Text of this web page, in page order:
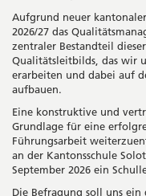
Aufgrund neuer
2026/27 das
zentraler Bestandteil
Qualitätsleitbilds, das wir
erarbeiten und dabei auf
aufbauen.
Eine konstruktive und
Grundlage für eine
Führungsarbeit
an der Kantonsschule
September 2026 ein
Die Befragung soll uns